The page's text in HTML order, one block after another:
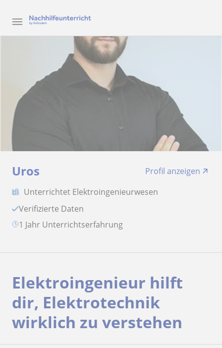
Uros
Profil anzeigen
Unterrichtet Elektroingenieurwesen
Verifizierte Daten
1 Jahr Unterrichtserfahrung
Elektroingenieur hilft
dir, Elektrotechnik
wirklich zu verstehen